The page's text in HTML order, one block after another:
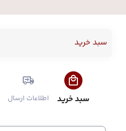
سبد خرید
سبد خرید اطلاعات ارسال